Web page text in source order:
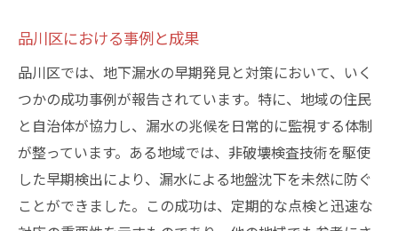
品川区における事例と成果
品川区では、地下漏水の早期発見と対策において、いく
つかの成功事例が報告されています。特に、地域の住民
と自治体が協力し、漏水の兆候を日常的に監視する体制
が整っています。ある地域では、非破壊検査技術を駆使
した早期検出により、漏水による地盤沈下を未然に防ぐ
ことができました。この成功は、定期的な点検と迅速な